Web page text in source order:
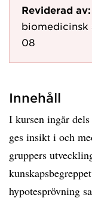
Reviderad av:
08
Innehåll
I kursen ingår
ges insikt i och
gruppers
hypotesprövning